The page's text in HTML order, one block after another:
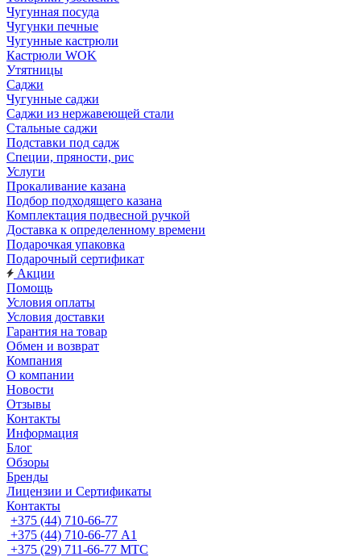
Чугунная посуда
Чугунки печные
Чугунные кастрюли
Кастрюли WOK
Утятницы
Саджи
Чугунные саджи
Саджи из нержавеющей стали
Стальные саджи
Подставки под садж
Специи, пряности, рис
Услуги
Прокаливание казана
Подбор подходящего казана
Комплектация подвесной ручкой
Доставка к определенному времени
Подарочкая упаковка
Подарочный сертификат
Акции
Помощь
Условия оплаты
Условия доставки
Гарантия на товар
Обмен и возврат
Компания
О компании
Новости
Отзывы
Контакты
Информация
Блог
Обзоры
Бренды
Лицензии и Сертификаты
Контакты
+375 (44) 710-66-77
+375 (44) 710-66-77 А1
+375 (29) 711-66-77 МТС